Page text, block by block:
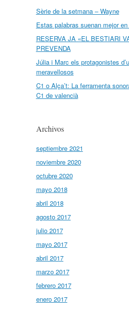
Sèrie de la setmana – Wayne
Estas palabras suenan mejor
RESERVA JA «EL BESTIARI
PREVENDA
Júlia i Marc els protagonistes
meravellosos
C1 o Alça’t: La ferramenta
C1 de valencià
Archivos
septiembre 2021
noviembre 2020
octubre 2020
mayo 2018
abril 2018
agosto 2017
julio 2017
mayo 2017
abril 2017
marzo 2017
febrero 2017
enero 2017